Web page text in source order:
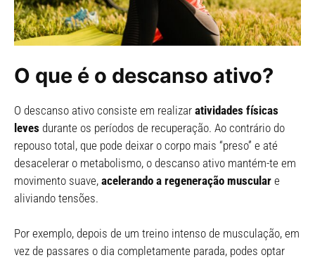
O que é o descanso ativo?
O descanso ativo consiste em realizar atividades físicas
leves durante os períodos de recuperação. Ao contrário do
repouso total, que pode deixar o corpo mais “preso” e até
desacelerar o metabolismo, o descanso ativo mantém-te em
movimento suave, acelerando a regeneração muscular e
aliviando tensões.
Por exemplo, depois de um treino intenso de musculação, em
vez de passares o dia completamente parada, podes optar